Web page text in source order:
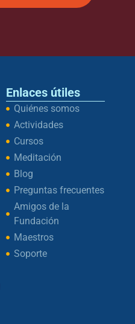
Enlaces útiles
Quiénes somos
Actividades
Cursos
Meditación
Blog
Preguntas frecuentes
Amigos de la
Fundación
Maestros
Soporte